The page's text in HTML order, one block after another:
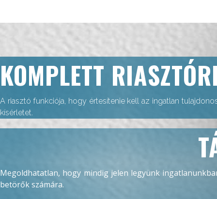
KOMPLETT
A riasztó funkciója, hogy értesítenie kell az ingatlan
kísérletet.
Megoldhatatlan, hogy mindig jelen legyünk
betörők számára.